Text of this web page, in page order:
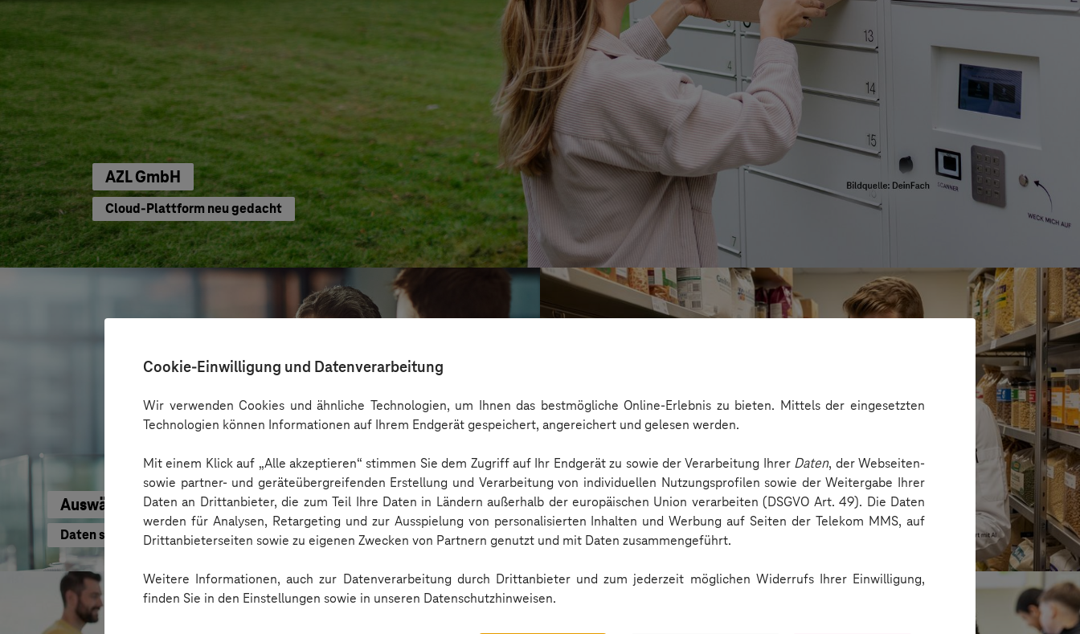
Cookie-Einwilligung und Datenverarbeitung
Wir verwenden Cookies und ähnliche Technologien, um Ihnen das bestmögliche Online-Erlebnis zu bieten. Mittels der eingesetzten
Technologien können Informationen auf Ihrem Endgerät gespeichert, angereichert und gelesen werden.
Mit einem Klick auf „Alle akzeptieren“ stimmen Sie dem Zugriff auf Ihr Endgerät zu sowie der Verarbeitung Ihrer Daten, der Webseiten-
sowie partner- und geräteübergreifenden Erstellung und Verarbeitung von individuellen Nutzungsprofilen sowie der Weitergabe Ihrer
Daten an Drittanbieter, die zum Teil Ihre Daten in Ländern außerhalb der europäischen Union verarbeiten (DSGVO Art. 49). Die Daten
werden für Analysen, Retargeting und zur Ausspielung von personalisierten Inhalten und Werbung auf Seiten der Telekom MMS, auf
Drittanbieterseiten sowie zu eigenen Zwecken von Partnern genutzt und mit Daten zusammengeführt.
Weitere Informationen, auch zur Datenverarbeitung durch Drittanbieter und zum jederzeit möglichen Widerrufs Ihrer Einwilligung,
finden Sie in den Einstellungen sowie in unseren Datenschutzhinweisen.
AZL GmbH
Cloud-Plattform neu gedacht
Auswärtiges Amt
Daten schneller nutzen
Service-Bund
Einkaufen mit KI neu gedacht